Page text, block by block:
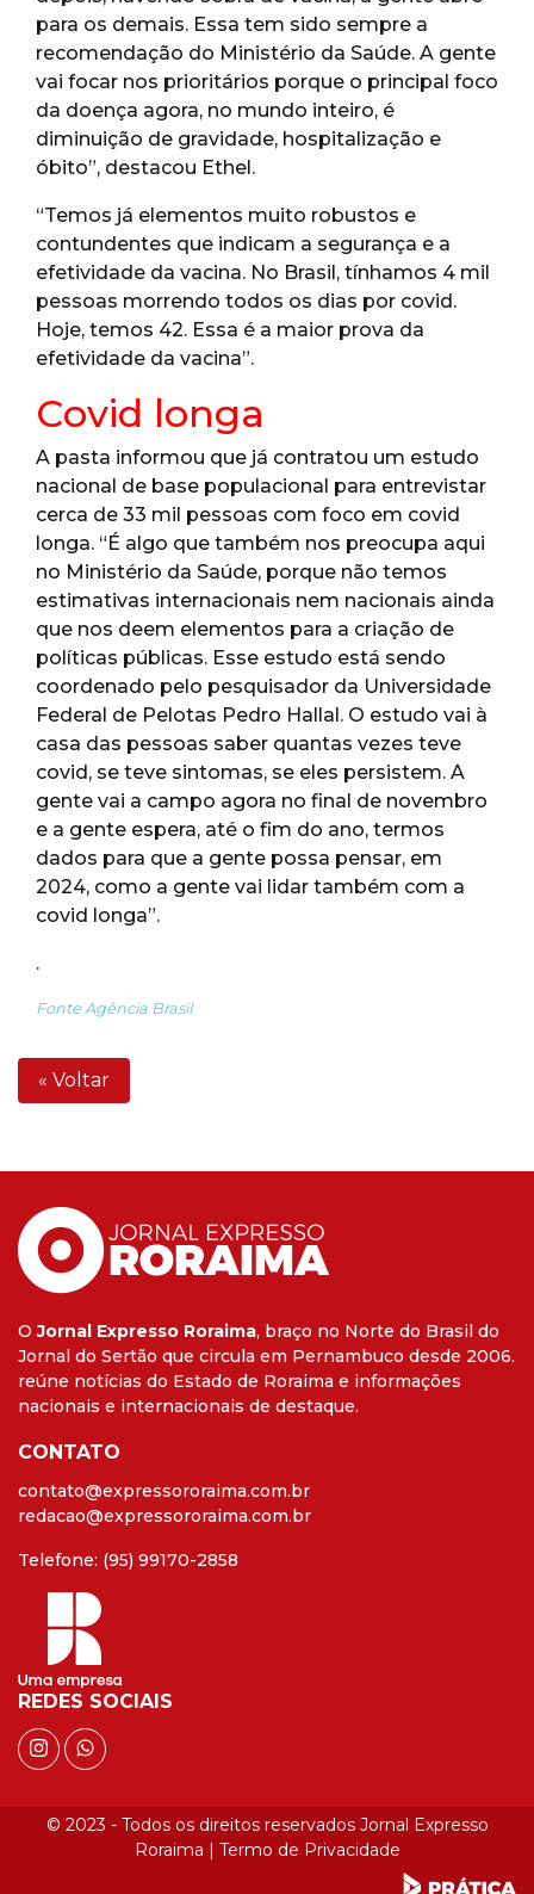
para os demais. Essa tem sido sempre a
recomendação do Ministério da Saúde. A gente
vai focar nos prioritários porque o principal foco
da doença agora, no mundo inteiro, é
diminuição de gravidade, hospitalização e
óbito”, destacou Ethel.
“Temos já elementos muito robustos e
contundentes que indicam a segurança e a
efetividade da vacina. No Brasil, tínhamos 4 mil
pessoas morrendo todos os dias por covid.
Hoje, temos 42. Essa é a maior prova da
efetividade da vacina”.
Covid longa
A pasta informou que já contratou um estudo
nacional de base populacional para entrevistar
cerca de 33 mil pessoas com foco em covid
longa. “É algo que também nos preocupa aqui
no Ministério da Saúde, porque não temos
estimativas internacionais nem nacionais ainda
que nos deem elementos para a criação de
políticas públicas. Esse estudo está sendo
coordenado pelo pesquisador da Universidade
Federal de Pelotas Pedro Hallal. O estudo vai à
casa das pessoas saber quantas vezes teve
covid, se teve sintomas, se eles persistem. A
gente vai a campo agora no final de novembro
e a gente espera, até o fim do ano, termos
dados para que a gente possa pensar, em
2024, como a gente vai lidar também com a
covid longa”.
.
Fonte Agência Brasil
« Voltar
OJornal Expresso Roraima, braço no Norte do Brasil do
Jornal do Sertão que circula em Pernambuco desde 2006.
reúne notícias do Estado de Roraima e informações
nacionais e internacionais de destaque.
CONTATO
contato@expressororaima.com.br
redacao@expressororaima.com.br
Telefone: (95) 99170-2858
REDES SOCIAIS
© 2023 - Todos os direitos reservados Jornal Expresso
Roraima | Termo de Privacidade